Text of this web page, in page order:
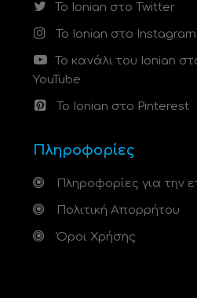
Το Ionian στο Twitter
Το Ionian στο Instagram
Το κανάλι του Ionian
YouTube
Το Ionian στο Pinterest
Πληροφορίες
Πληροφορίες για την
Πολιτική Απορρήτου
Όροι Χρήσης